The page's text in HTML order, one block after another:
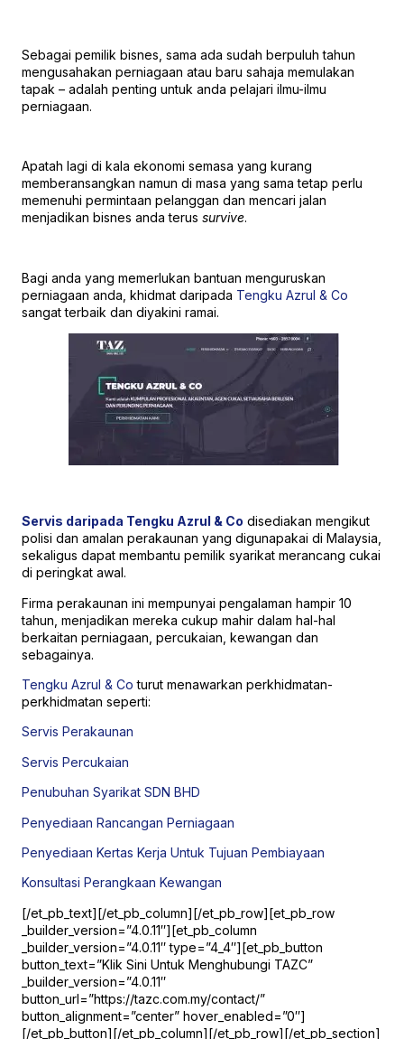
Sebagai pemilik bisnes, sama ada sudah berpuluh tahun
mengusahakan perniagaan atau baru sahaja memulakan
tapak – adalah penting untuk anda pelajari ilmu-ilmu
perniagaan.
Apatah lagi di kala ekonomi semasa yang kurang
memberansangkan namun di masa yang sama tetap perlu
memenuhi permintaan pelanggan dan mencari jalan
menjadikan bisnes anda terus survive.
Bagi anda yang memerlukan bantuan menguruskan
perniagaan anda, khidmat daripada Tengku Azrul & Co
sangat terbaik dan diyakini ramai.
Servis daripada Tengku Azrul & Co disediakan mengikut
polisi dan amalan perakaunan yang digunapakai di Malaysia,
sekaligus dapat membantu pemilik syarikat merancang cukai
di peringkat awal.
Firma perakaunan ini mempunyai pengalaman hampir 10
tahun, menjadikan mereka cukup mahir dalam hal-hal
berkaitan perniagaan, percukaian, kewangan dan
sebagainya.
Tengku Azrul & Co turut menawarkan perkhidmatan-
perkhidmatan seperti:
Servis Perakaunan
Servis Percukaian
Penubuhan Syarikat SDN BHD
Penyediaan Rancangan Perniagaan
Penyediaan Kertas Kerja Untuk Tujuan Pembiayaan
Konsultasi Perangkaan Kewangan
[/et_pb_text][/et_pb_column][/et_pb_row][et_pb_row
_builder_version=”4.0.11″][et_pb_column
_builder_version=”4.0.11″ type=”4_4″][et_pb_button
button_text=”Klik Sini Untuk Menghubungi TAZC”
_builder_version=”4.0.11″
button_url=”https://tazc.com.my/contact/”
button_alignment=”center” hover_enabled=”0″]
[/et_pb_button][/et_pb_column][/et_pb_row][/et_pb_section]